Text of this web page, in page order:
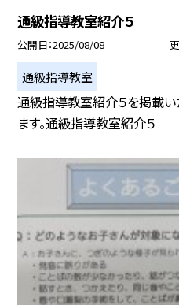
通級指導教室紹介５
公開日 2025/08/08
通級指導教室
通級指導教室紹介５を掲載い
ます。通級指導教室紹介５